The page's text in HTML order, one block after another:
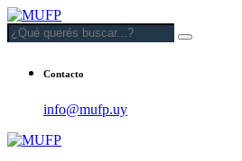
Contacto
info@mufp.uy